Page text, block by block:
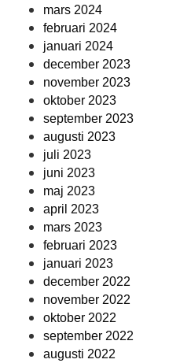
mars 2024
februari 2024
januari 2024
december 2023
november 2023
oktober 2023
september 2023
augusti 2023
juli 2023
juni 2023
maj 2023
april 2023
mars 2023
februari 2023
januari 2023
december 2022
november 2022
oktober 2022
september 2022
augusti 2022